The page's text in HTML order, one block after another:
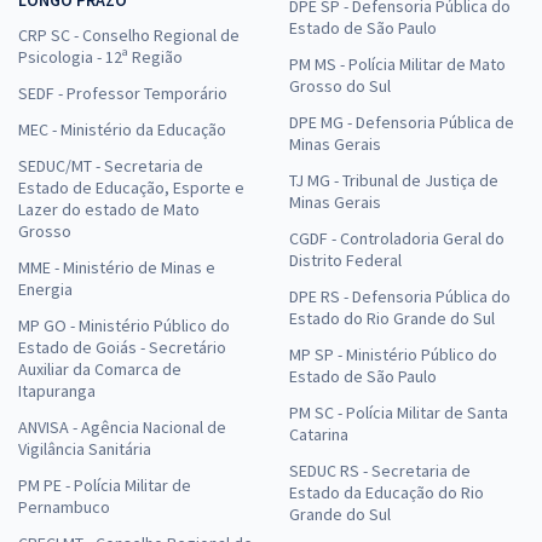
CRP SC - Conselho Regional de
Psicologia - 12ª Região
SEDF - Professor Temporário
MEC - Ministério da Educação
SEDUC/MT - Secretaria de
Estado de Educação, Esporte e
Lazer do estado de Mato
Grosso
MME - Ministério de Minas e
Energia
MP GO - Ministério Público do
Estado de Goiás - Secretário
Auxiliar da Comarca de
Itapuranga
ANVISA - Agência Nacional de
Vigilância Sanitária
PM PE - Polícia Militar de
Pernambuco
DPE SP - Defensoria Pública do
Estado de São Paulo
PM MS - Polícia Militar de Mato
Grosso do Sul
DPE MG - Defensoria Pública de
Minas Gerais
TJ MG - Tribunal de Justiça de
Minas Gerais
CGDF - Controladoria Geral do
Distrito Federal
DPE RS - Defensoria Pública do
Estado do Rio Grande do Sul
MP SP - Ministério Público do
Estado de São Paulo
PM SC - Polícia Militar de Santa
Catarina
SEDUC RS - Secretaria de
Estado da Educação do Rio
Grande do Sul